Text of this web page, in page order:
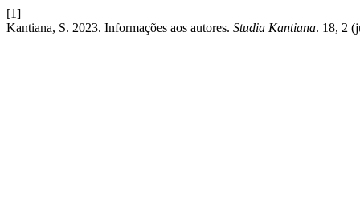
[1]
Kantiana, S. 2023. Informações aos autores. Studia Kantiana. 18, 2